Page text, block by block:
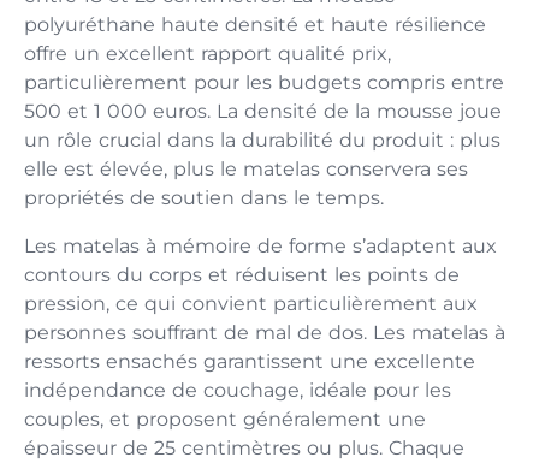
polyuréthane haute densité et haute résilience
offre un excellent rapport qualité prix,
particulièrement pour les budgets compris entre
500 et 1 000 euros. La densité de la mousse joue
un rôle crucial dans la durabilité du produit : plus
elle est élevée, plus le matelas conservera ses
propriétés de soutien dans le temps.
Les matelas à mémoire de forme s’adaptent aux
contours du corps et réduisent les points de
pression, ce qui convient particulièrement aux
personnes souffrant de mal de dos. Les matelas à
ressorts ensachés garantissent une excellente
indépendance de couchage, idéale pour les
couples, et proposent généralement une
épaisseur de 25 centimètres ou plus. Chaque